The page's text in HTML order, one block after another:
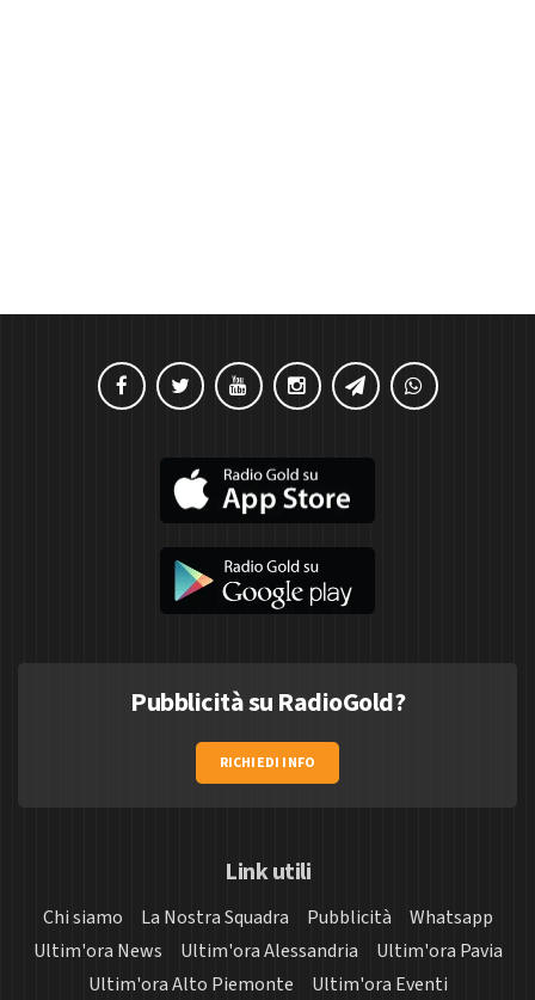
Pubblicità su RadioGold?
RICHIEDI INFO
Link utili
Chi siamo La Nostra Squadra Pubblicità
Whatsapp
Ultim'ora News
Ultim'ora Alessandria
Ultim'ora Pavia
Ultim'ora Alto Piemonte
Ultim'ora Eventi